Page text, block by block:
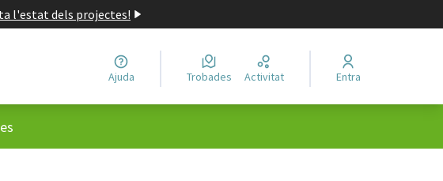
l'estat dels projectes!
Ajuda Trobades Activitat Entra